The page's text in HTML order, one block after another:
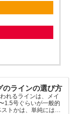
のラインの選び方
れるラインは、メイ
1.5号ぐらいが一般的
トかは、単純には言